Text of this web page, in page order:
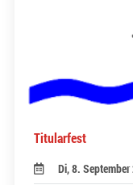
Titularfest
Di, 8.